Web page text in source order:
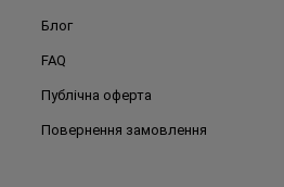
Блог
FAQ
Публічна оферта
Повернення замовлення